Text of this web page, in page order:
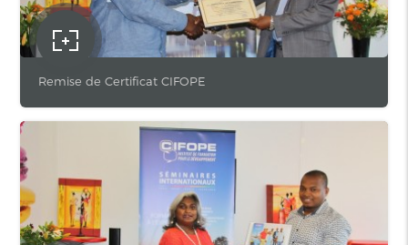
Remise de Certificat CIFOPE